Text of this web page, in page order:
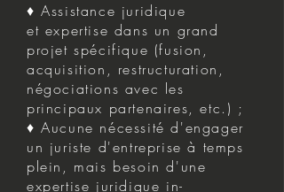
♦ Assistance juridique
et expertise dans un grand
projet spécifique (fusion,
acquisition, restructuration,
négociations avec les
principaux partenaires, etc.) ;
♦ Aucune nécessité d'engager
un juriste d'entreprise à temps
plein, mais besoin d'une
expertise juridique in-